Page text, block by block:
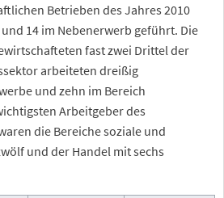
Betrieben des Jahres 2010
14 im Nebenerwerb geführt. Die
fast zwei Drittel der
arbeiteten dreißig
und zehn im Bereich
Arbeitgeber des
die Bereiche soziale und
und der Handel mit sechs